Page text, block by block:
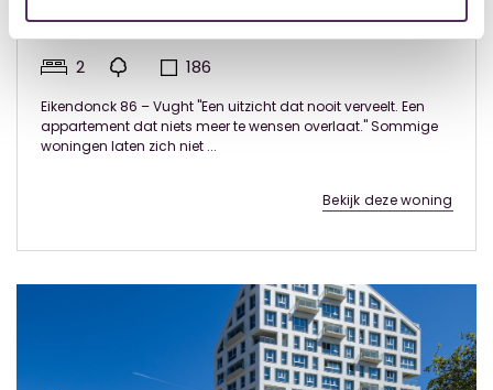
Eikendonck 86, Vught
2 186
Eikendonck 86 – Vught "Een uitzicht dat nooit verveelt. Een
appartement dat niets meer te wensen overlaat." Sommige
woningen laten zich niet ...
Bekijk deze woning